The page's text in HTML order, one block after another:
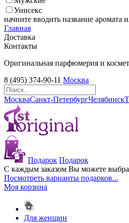
Унисекс
начните вводить название аромата
Главная
Доставка
Контакты
Оригинальная парфюмерия и
8 (495) 374-90-11 Москва
МоскваСанкт-ПетербургЧелябинск
Подарок Подарок
С каждым заказом Вы можете
Посмотреть варианты подарков...
Моя корзина
Для женщин